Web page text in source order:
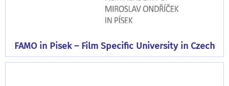
FAMO in Pisek – Film Specific University in Czech